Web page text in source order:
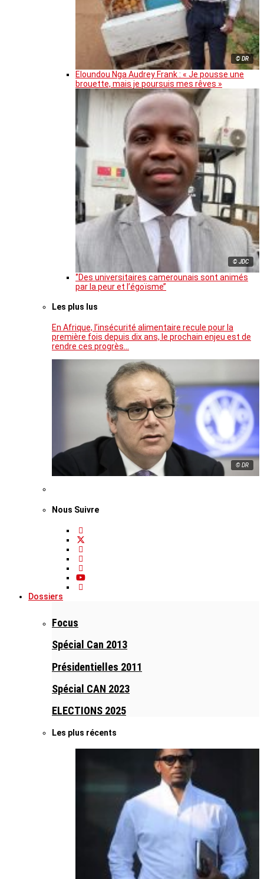
© DR
Eloundou Nga Audrey Frank : « Je pousse une
brouette, mais je poursuis mes rêves »
© JDC
‘’Des universitaires camerounais sont animés
par la peur et l’égoïsme’’
Les plus lus
En Afrique, l’insécurité alimentaire recule pour la
première fois depuis dix ans, le prochain enjeu est de
rendre ces progrès…
© DR
Nous Suivre
Dossiers
Focus
Spécial Can 2013
Présidentielles 2011
Spécial CAN 2023
ELECTIONS 2025
Les plus récents